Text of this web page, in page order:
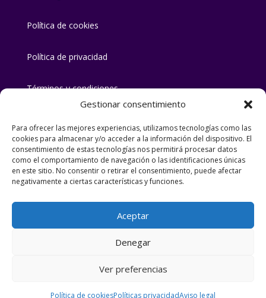
Gestionar consentimiento
Para ofrecer las mejores experiencias, utilizamos tecnologías como las
cookies para almacenar y/o acceder a la información del dispositivo. El
consentimiento de estas tecnologías nos permitirá procesar datos
como el comportamiento de navegación o las identificaciones únicas
en este sitio. No consentir o retirar el consentimiento, puede afectar
negativamente a ciertas características y funciones.
Aceptar
Denegar
Ver preferencias
Política de cookiesPolíticas privacidadAviso legal
Política de cookies
Política de privacidad
Términos y condiciones
Número de licencia/registro: CR/CO00242
Tu casa rural en Priego de Córdoba en la
Subbética Cordobesa
© Casa rural «Lirio rural» |
Argamasa